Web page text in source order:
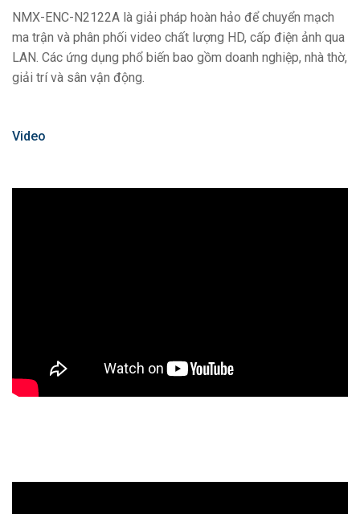
NMX-ENC-N2122A là giải pháp hoàn hảo để chuyển mạch
ma trận và phân phối video chất lượng HD, cấp điện ảnh qua
LAN. Các ứng dụng phổ biến bao gồm doanh nghiệp, nhà thờ,
giải trí và sân vận động.
Video